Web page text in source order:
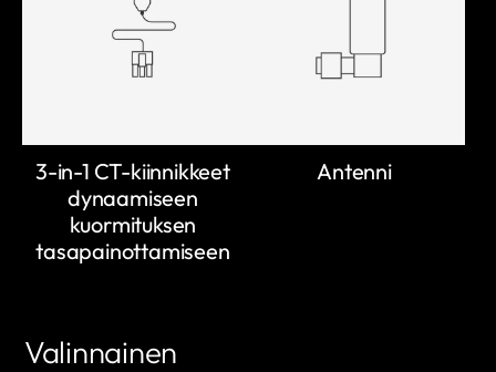
3-in-1 CT-kiinnikkeet
dynaamiseen
kuormituksen
tasapainottamiseen
Antenni
Valinnainen